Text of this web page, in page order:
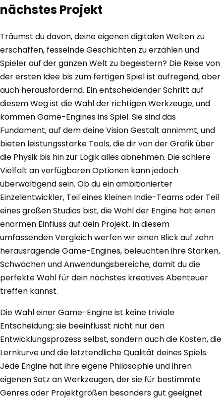
nächstes Projekt
Träumst du davon, deine eigenen digitalen Welten zu
erschaffen, fesselnde Geschichten zu erzählen und
Spieler auf der ganzen Welt zu begeistern? Die Reise von
der ersten Idee bis zum fertigen Spiel ist aufregend, aber
auch herausfordernd. Ein entscheidender Schritt auf
diesem Weg ist die Wahl der richtigen Werkzeuge, und
kommen Game-Engines ins Spiel. Sie sind das
Fundament, auf dem deine Vision Gestalt annimmt, und
bieten leistungsstarke Tools, die dir von der Grafik über
die Physik bis hin zur Logik alles abnehmen. Die schiere
Vielfalt an verfügbaren Optionen kann jedoch
überwältigend sein. Ob du ein ambitionierter
Einzelentwickler, Teil eines kleinen Indie-Teams oder Teil
eines großen Studios bist, die Wahl der Engine hat einen
enormen Einfluss auf dein Projekt. In diesem
umfassenden Vergleich werfen wir einen Blick auf zehn
herausragende Game-Engines, beleuchten ihre Stärken,
Schwächen und Anwendungsbereiche, damit du die
perfekte Wahl für dein nächstes kreatives Abenteuer
treffen kannst.
Die Wahl einer Game-Engine ist keine triviale
Entscheidung; sie beeinflusst nicht nur den
Entwicklungsprozess selbst, sondern auch die Kosten, die
Lernkurve und die letztendliche Qualität deines Spiels.
Jede Engine hat ihre eigene Philosophie und ihren
eigenen Satz an Werkzeugen, der sie für bestimmte
Genres oder Projektgrößen besonders gut geeignet